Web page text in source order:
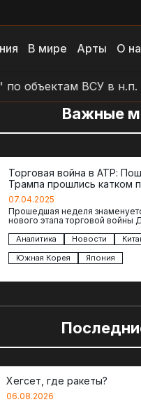
В мире Арты О
объектам ВСУ в н.п.
Важные
Торговая война в АТР:
Трампа прошлись катком
региона
07.04.2025
Прошедшая неделя
нового этапа торговой войны
импорта из более 100 стран…
Аналитика Новости
Южная Корея
Япония
Хегсет, где ракеты?
06.08.2026